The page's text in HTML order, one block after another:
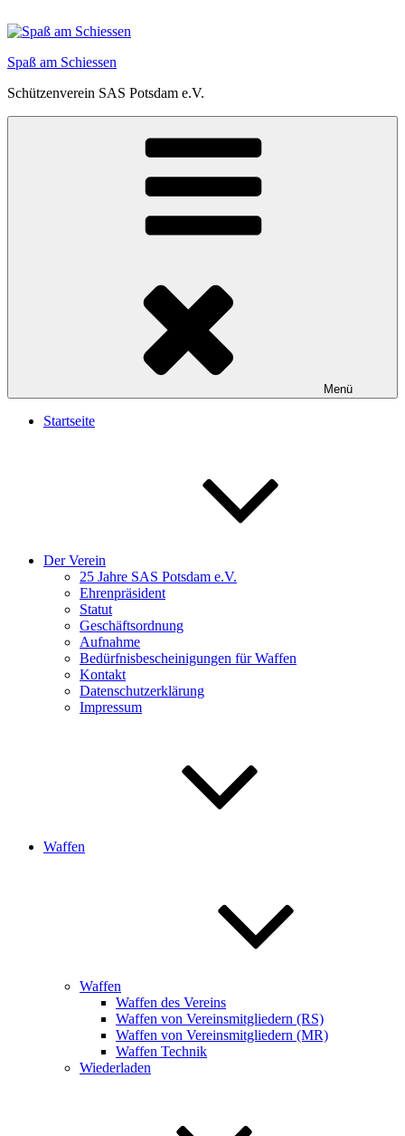
Inhalt
Spaß am Schiessen
Schützenverein SAS Potsdam e.V.
Menü
Startseite
Der Verein
25 Jahre SAS Potsdam e.V.
Ehrenpräsident
Statut
Geschäftsordnung
Aufnahme
Bedürfnisbescheinigungen für Waffen
Kontakt
Datenschutzerklärung
Impressum
Waffen
Waffen
Waffen des Vereins
Waffen von Vereinsmitgliedern (RS)
Waffen von Vereinsmitgliedern (MR)
Waffen Technik
Wiederladen